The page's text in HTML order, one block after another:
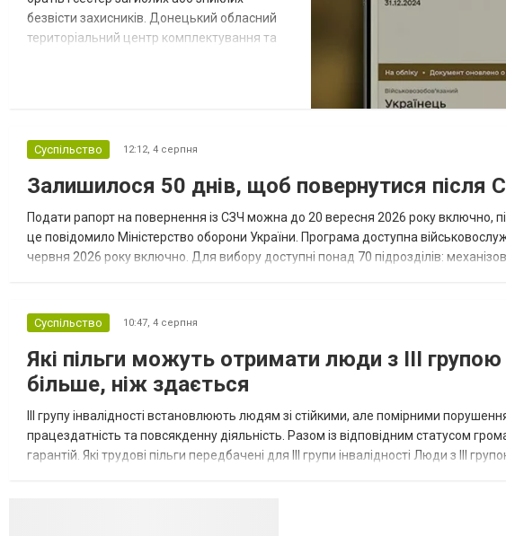
безвісти захисників. Донецький обласний
територіальний центр комплектування та
доступними підставами. Серед них — окремі
студенти, боржники з аліме...
Суспільство 12:12, 4 серпня
Залишилося 50 днів, щоб повернутися
Подати рапорт на повернення із СЗЧ можна до 20 вересня 2026 року включно,
це повідомило Міністерство оборони України. Програма доступна
червня 2026 року включно. Для вибору доступні понад 70 підрозділів:
Суспільство 10:47, 4 серпня
Які пільги можуть отримати люди з III групою
більше, ніж здається
III групу інвалідності встановлюють людям зі стійкими, але помірними
працездатність та повсякденну діяльність. Разом із відповідним статусом
гарантій. Які трудові пільги передбачені для III групи інвалідності Люди з III